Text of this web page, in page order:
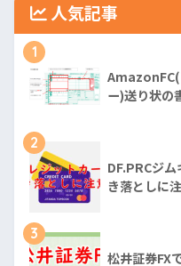
人気記事
1
AmazonFC(
ー)送り状の
2
DF.PRCジ
き落としに注
3
松井証券FX